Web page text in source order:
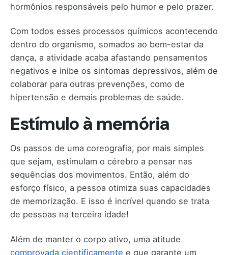
hormônios responsáveis pelo humor e pelo prazer.
Com todos esses processos químicos acontecendo
dentro do organismo, somados ao bem-estar da
dança, a atividade acaba afastando pensamentos
negativos e inibe os sintomas depressivos, além de
colaborar para outras prevenções, como de
hipertensão e demais problemas de saúde.
Estímulo à memória
Os passos de uma coreografia, por mais simples
que sejam, estimulam o cérebro a pensar nas
sequências dos movimentos. Então, além do
esforço físico, a pessoa otimiza suas capacidades
de memorização. E isso é incrível quando se trata
de pessoas na terceira idade!
Além de manter o corpo ativo, uma atitude
comprovada cientificamente e que garante um